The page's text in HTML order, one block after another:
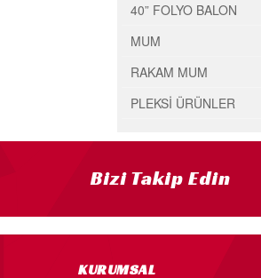
40” FOLYO BALON
MUM
RAKAM MUM
PLEKSİ ÜRÜNLER
Bizi Takip Edin
KURUMSAL